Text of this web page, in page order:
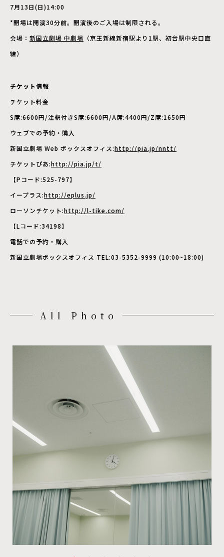
7月13日(日)14:00
*開場は開演30分前。開演後のご入場は制限される。
会場： 新国立劇場 中劇場 （京王新線新宿駅より1駅、初台駅中央口直
結）
チケット情報
チケット料金
S席:6600円/注釈付きS席:6600円/A席:4400円/Z席:1650円
ウェブでの予約・購入
新国立劇場 Web ボックスオフィス:http://pia.jp/nntt/
チケットぴあ:http://pia.jp/t/
【Pコード:525-797】
イープラス:http://eplus.jp/
ローソンチケット:http://l-tike.com/
【Lコード:34198】
電話での予約・購入
新国立劇場ボックスオフィス TEL:03-5352-9999 (10:00~18:00)
All Photo